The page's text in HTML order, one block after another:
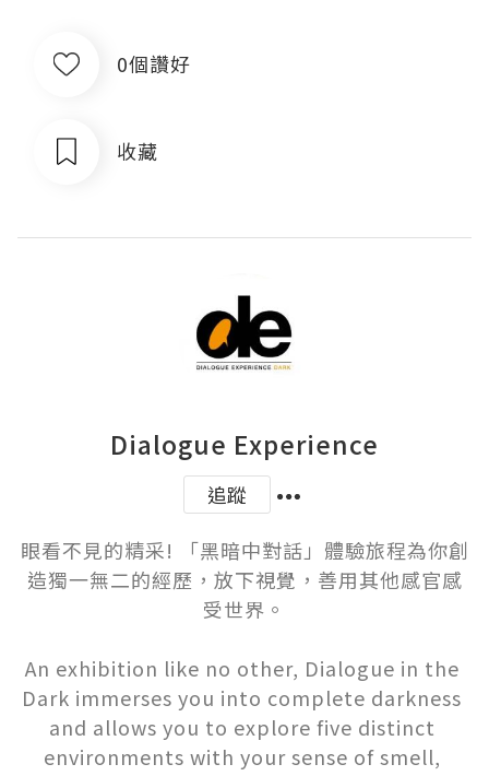
0個讚好
收藏
Dialogue Experience
追蹤
眼看不見的精采! 「黑暗中對話」體驗旅程為你創
造獨一無二的經歷，放下視覺，善用其他感官感
受世界。
An exhibition like no other, Dialogue in the
Dark immerses you into complete darkness
and allows you to explore five distinct
environments with your sense of smell,